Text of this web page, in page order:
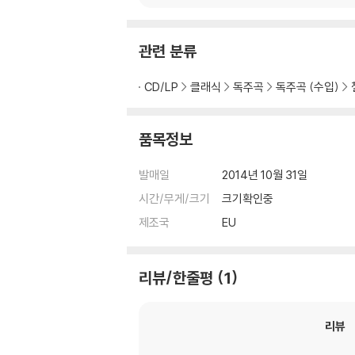
관련 분류
CD/LP 클래식 독주곡 독주곡 (수입)
품목정보
발매일
2014년 10월 31일
시간/무게/크기
크기확인중
제조국
EU
리뷰/한줄평 1
리뷰